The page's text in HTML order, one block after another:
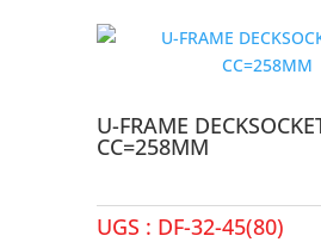
U-FRAME
CC=258MM
UGS : DF-32-45(80)